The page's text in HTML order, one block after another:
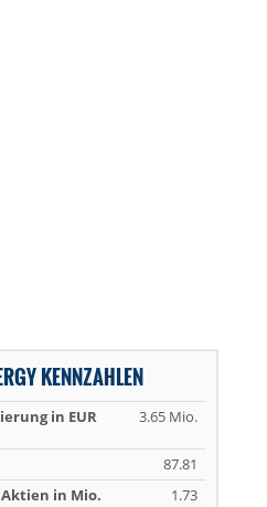
KENNZAHLEN
in EUR 3.65 Mio.
87.81
in Mio.
1.73